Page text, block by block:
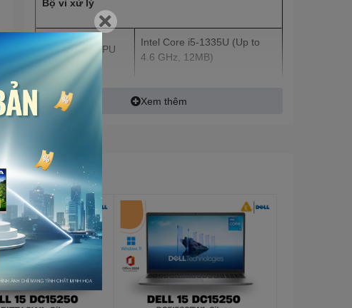
Bộ vi xử lý
Công nghệ CPU
Intel Core i5-1335U (Up to
4.6 GHz, 12MB)
Số nhân 10
Tốc độ CPU
Tốc độ tối đa 4.6 GHz
Bộ nhớ đệm 12 MB
Bộ nhớ trong (RAM)
Xem thêm